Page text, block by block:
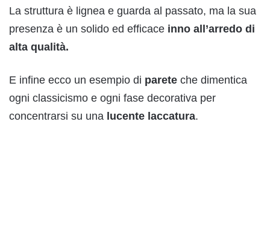
La struttura è lignea e guarda al passato, ma la sua
presenza è un solido ed efficace inno all’arredo di
alta qualità.
E infine ecco un esempio di parete che dimentica
ogni classicismo e ogni fase decorativa per
concentrarsi su una lucente laccatura.